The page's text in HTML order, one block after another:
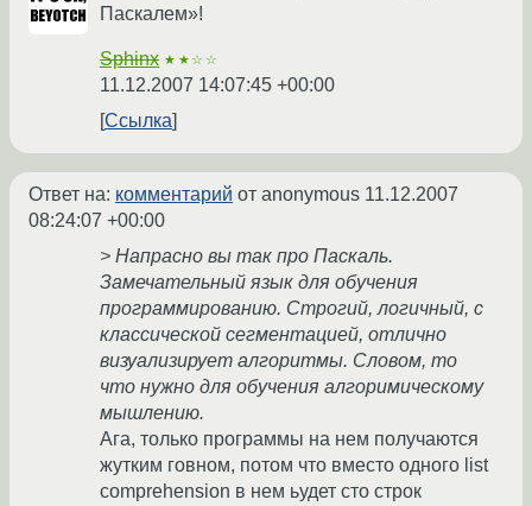
Паскалем»!
Sphinx ★★☆☆
11.12.2007 14:07:45 +00:00
Ссылка
Ответ на: комментарий от anonymous 11.12.2007
08:24:07 +00:00
> Напрасно вы так про Паскаль.
Замечательный язык для обучения
программированию. Строгий, логичный, с
классической сегментацией, отлично
визуализирует алгоритмы. Словом, то
что нужно для обучения алгоримическому
мышлению.
Ага, только программы на нем получаются
жутким говном, потом что вместо одного list
comprehension в нем ьудет сто строк